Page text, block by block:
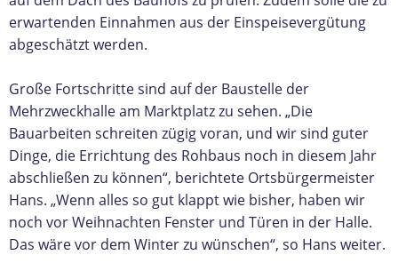
erwartenden Einnahmen aus der Einspeisevergütung
abgeschätzt werden.
Große Fortschritte sind auf der Baustelle der
Mehrzweckhalle am Marktplatz zu sehen. „Die
Bauarbeiten schreiten zügig voran, und wir sind guter
Dinge, die Errichtung des Rohbaus noch in diesem Jahr
abschließen zu können“, berichtete Ortsbürgermeister
Hans. „Wenn alles so gut klappt wie bisher, haben wir
noch vor Weihnachten Fenster und Türen in der Halle.
Das wäre vor dem Winter zu wünschen“, so Hans weiter.